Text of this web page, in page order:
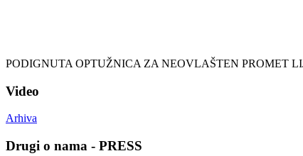
PODIGNUTA OPTUŽNICA ZA NEOVLAŠTEN PROMET
Video
Arhiva
Drugi o nama - PRESS